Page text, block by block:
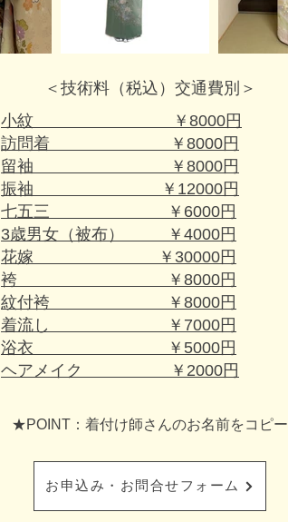
＜技術料（税込）交通費別＞
小紋 ￥8000円
訪問着 ￥8000円
留袖 ￥8000円
振袖 ￥12000円
七五三 ￥6000円
3歳男女（被布） ￥4000円
花嫁 ￥30000円
袴 ￥8000円
紋付袴 ￥8000円
着流し ￥7000円
浴衣 ￥5000円
ヘアメイク ￥2000円
★POINT：着付け師さんのお名前をコピー
お申込み・お問合せフォーム